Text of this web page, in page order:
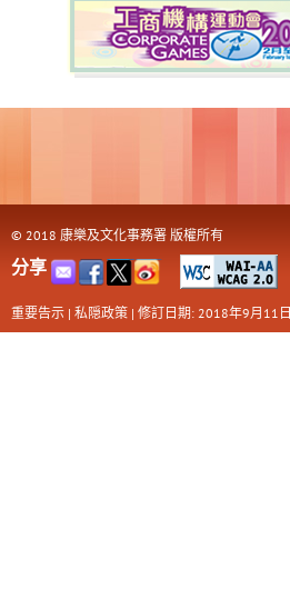
© 2018 康樂及文化事務署 版權所有
分享
重要告示 | 私隠政策 | 修訂日期: 2018年9月11日